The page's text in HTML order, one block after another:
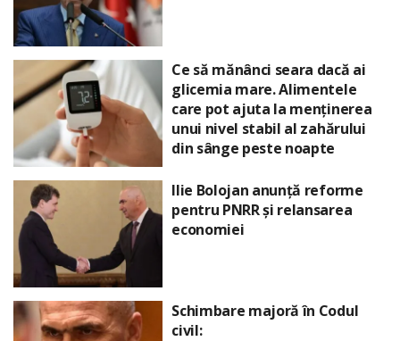
Ce să mănânci seara dacă ai
glicemia mare. Alimentele
care pot ajuta la menținerea
unui nivel stabil al zahărului
din sânge peste noapte
Ilie Bolojan anunță reforme
pentru PNRR și relansarea
economiei
Schimbare majoră în Codul
civil: